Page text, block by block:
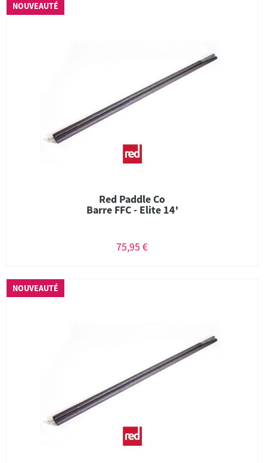
NOUVEAUTÉ
Red Paddle Co
Barre FFC - Elite 14'
75,95 €
NOUVEAUTÉ